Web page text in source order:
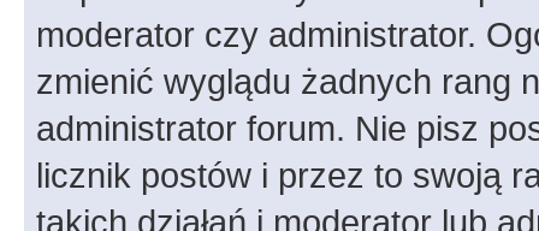
moderator czy administrator.
zmienić wyglądu żadnych rang
administrator forum. Nie pisz
licznik postów i przez to swoją
takich działań i moderator lub